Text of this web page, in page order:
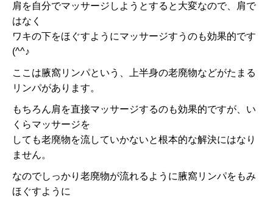
肩を自分でマッサージしようとすると大変なので、肩で
はなく
ワキの下をほぐすようにマッサージすうのも効果的です
(^^♪
ここは腋窩リンパという、上半身の老廃物などがたまる
リンパがあります。
もちろん肩を直接マッサージするのも効果的ですが、い
くらマッサージを
しても老廃物を流していかないと根本的な解決にはなり
ません。
なのでしっかり老廃物が流れるように腋窩リンパをもみ
ほぐすように